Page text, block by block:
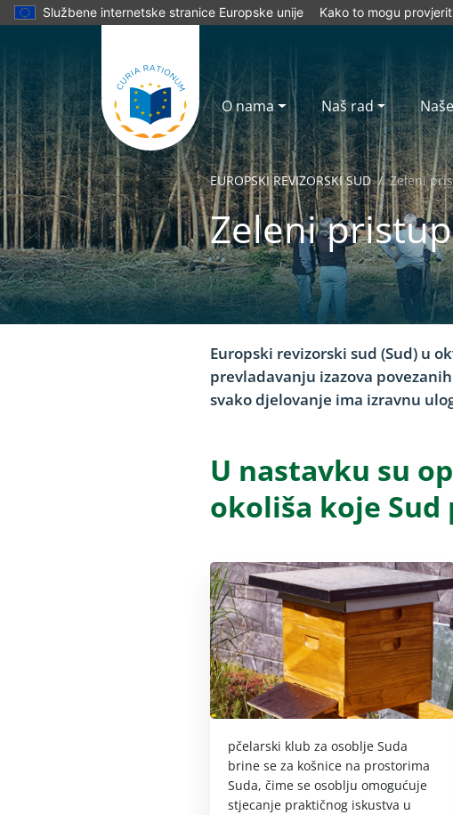
Službene internetske stranice Europske unije Kako to mogu
O nama Naš rad
EUROPSKI REVIZORSKI SUD Zeleni
Zeleni
Europski revizorski sud (Sud) u
prevladavanju izazova
svako djelovanje ima izravnu
U nastavku su
okoliša koje Sud
pčelarski klub za osoblje Suda
brine se za košnice na prostorima
Suda, čime se osoblju omogućuje
stjecanje praktičnog iskustva u